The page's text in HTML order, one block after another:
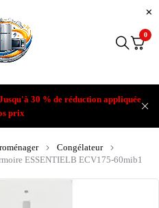
30 % de réduction appliquée
prix
0
Congélateur
ESSENTIELB ECV175-60mib1